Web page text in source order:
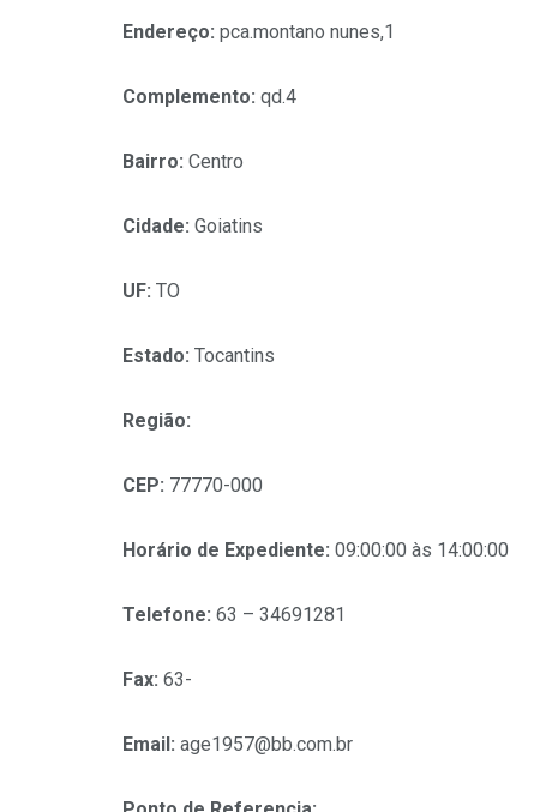
Endereço: pca.montano nunes,1
Complemento: qd.4
Bairro: Centro
Cidade: Goiatins
UF: TO
Estado: Tocantins
Região:
CEP: 77770-000
Horário de Expediente: 09:00:00 às 14:00:00
Telefone: 63 – 34691281
Fax: 63-
Email: age1957@bb.com.br